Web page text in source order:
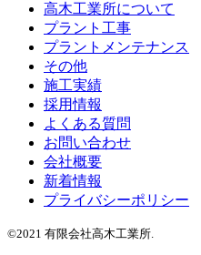
高木工業所について
プラント工事
プラントメンテナンス
その他
施工実績
採用情報
よくある質問
お問い合わせ
会社概要
新着情報
プライバシーポリシー
©2021 有限会社高木工業所.